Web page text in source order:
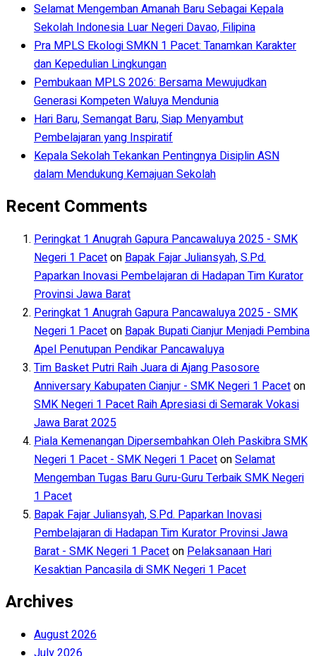
Selamat Mengemban Amanah Baru Sebagai Kepala
Sekolah Indonesia Luar Negeri Davao, Filipina
Pra MPLS Ekologi SMKN 1 Pacet: Tanamkan Karakter
dan Kepedulian Lingkungan
Pembukaan MPLS 2026: Bersama Mewujudkan
Generasi Kompeten Waluya Mendunia
Hari Baru, Semangat Baru, Siap Menyambut
Pembelajaran yang Inspiratif
Kepala Sekolah Tekankan Pentingnya Disiplin ASN
dalam Mendukung Kemajuan Sekolah
Recent Comments
Peringkat 1 Anugrah Gapura Pancawaluya 2025 - SMK
Negeri 1 PacetonBapak Fajar Juliansyah, S.Pd.
Paparkan Inovasi Pembelajaran di Hadapan Tim Kurator
Provinsi Jawa Barat
Peringkat 1 Anugrah Gapura Pancawaluya 2025 - SMK
Negeri 1 PacetonBapak Bupati Cianjur Menjadi Pembina
Apel Penutupan Pendikar Pancawaluya
Tim Basket Putri Raih Juara di Ajang Pasosore
Anniversary Kabupaten Cianjur - SMK Negeri 1 Paceton
SMK Negeri 1 Pacet Raih Apresiasi di Semarak Vokasi
Jawa Barat 2025
Piala Kemenangan Dipersembahkan Oleh Paskibra SMK
Negeri 1 Pacet - SMK Negeri 1 PacetonSelamat
Mengemban Tugas Baru Guru-Guru Terbaik SMK Negeri
1 Pacet
Bapak Fajar Juliansyah, S.Pd. Paparkan Inovasi
Pembelajaran di Hadapan Tim Kurator Provinsi Jawa
Barat - SMK Negeri 1 PacetonPelaksanaan Hari
Kesaktian Pancasila di SMK Negeri 1 Pacet
Archives
August 2026